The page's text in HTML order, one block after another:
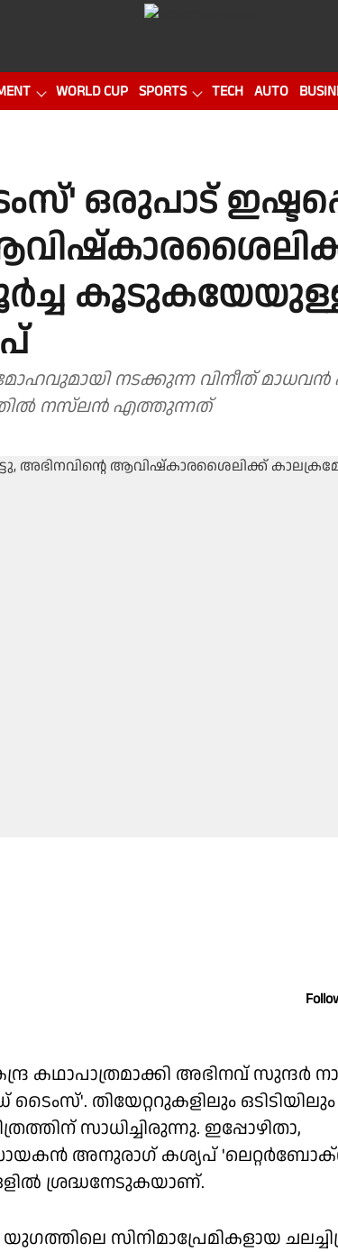
WORLD CUP SPORTS TECH AUTO
ഒരുപാട്
നടക്കുന്ന വിനീത് മാധവൻ
നസ്‌ലൻ എത്തുന്നത്
കഥാപാത്രമാക്കി അഭിനവ് സുന്ദർ
തിയേറ്ററുകളിലും ഒടിടിയിലും
സാധിച്ചിരുന്നു. ഇപ്പോഴിതാ,
അനുരാഗ് കശ്യപ്
ശ്രദ്ധനേടുകയാണ്.
സിനിമാപ്രേമികളായ